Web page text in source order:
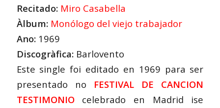
Recitado:Miro Casabella
Àlbum: Monólogo del viejo trabajador
Ano:1969
Discogràfica:Barlovento
Este single foi editado en 1969 para ser
presentado no FESTIVAL DE CANCION
TESTIMONIO
celebrado en Madrid ise